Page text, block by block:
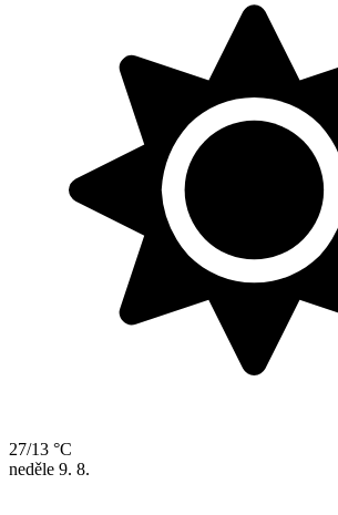
27/13 °C
neděle 9. 8.